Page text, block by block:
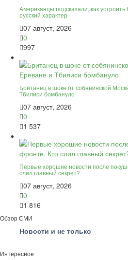
Американцы подсказали, как устроить
русский характер
07 август, 2026
0
997
Британец в шоке от собянинской
Тбилиси бомбануло
07 август, 2026
0
1 537
Первые хорошие новости после
слил главный секрет?
07 август, 2026
0
1 816
Обзор СМИ
Новости и не только
Интересное